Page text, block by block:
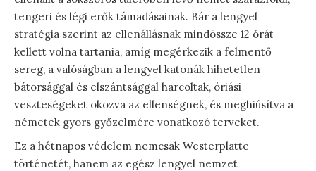
tengeri és légi erők támadásainak. Bár a lengyel
stratégia szerint az ellenállásnak mindössze 12 órát
kellett volna tartania, amíg megérkezik a felmentő
sereg, a valóságban a lengyel katonák hihetetlen
bátorsággal és elszántsággal harcoltak, óriási
veszteségeket okozva az ellenségnek, és meghiúsítva a
németek gyors győzelmére vonatkozó terveket.
Ez a hétnapos védelem nemcsak Westerplatte
történetét, hanem az egész lengyel nemzet